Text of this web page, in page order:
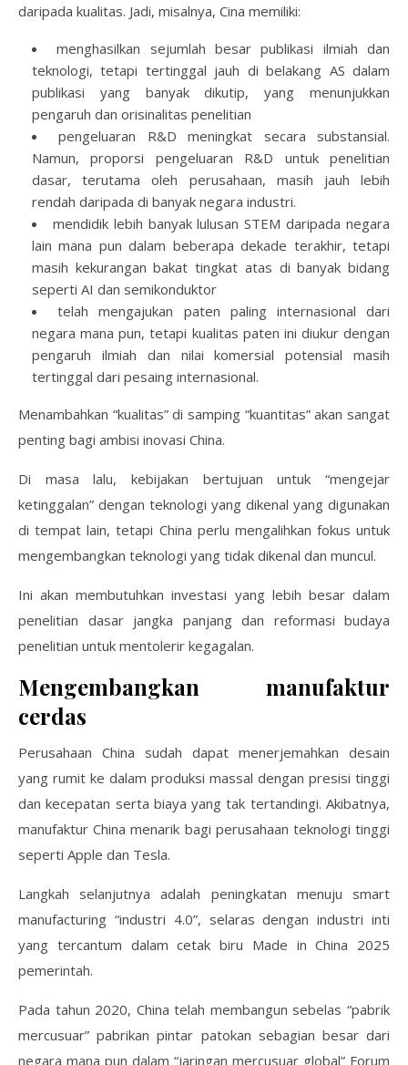
daripada kualitas. Jadi, misalnya, Cina memiliki:
menghasilkan sejumlah besar publikasi ilmiah dan
teknologi, tetapi tertinggal jauh di belakang AS dalam
publikasi yang banyak dikutip, yang menunjukkan
pengaruh dan orisinalitas penelitian
pengeluaran R&D meningkat secara substansial.
Namun, proporsi pengeluaran R&D untuk penelitian
dasar, terutama oleh perusahaan, masih jauh lebih
rendah daripada di banyak negara industri.
mendidik lebih banyak lulusan STEM daripada negara
lain mana pun dalam beberapa dekade terakhir, tetapi
masih kekurangan bakat tingkat atas di banyak bidang
seperti AI dan semikonduktor
telah mengajukan paten paling internasional dari
negara mana pun, tetapi kualitas paten ini diukur dengan
pengaruh ilmiah dan nilai komersial potensial masih
tertinggal dari pesaing internasional.
Menambahkan “kualitas” di samping “kuantitas” akan sangat
penting bagi ambisi inovasi China.
Di masa lalu, kebijakan bertujuan untuk “mengejar
ketinggalan” dengan teknologi yang dikenal yang digunakan
di tempat lain, tetapi China perlu mengalihkan fokus untuk
mengembangkan teknologi yang tidak dikenal dan muncul.
Ini akan membutuhkan investasi yang lebih besar dalam
penelitian dasar jangka panjang dan reformasi budaya
penelitian untuk mentolerir kegagalan.
Mengembangkan manufaktur
cerdas
Perusahaan China sudah dapat menerjemahkan desain
yang rumit ke dalam produksi massal dengan presisi tinggi
dan kecepatan serta biaya yang tak tertandingi. Akibatnya,
manufaktur China menarik bagi perusahaan teknologi tinggi
seperti Apple dan Tesla.
Langkah selanjutnya adalah peningkatan menuju smart
manufacturing “industri 4.0”, selaras dengan industri inti
yang tercantum dalam cetak biru Made in China 2025
pemerintah.
Pada tahun 2020, China telah membangun sebelas “pabrik
mercusuar” pabrikan pintar patokan sebagian besar dari
negara mana pun dalam “jaringan mercusuar global” Forum